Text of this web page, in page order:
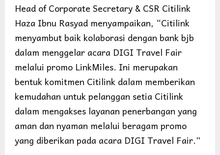
Head of Corporate Secretary & CSR Citilink
Haza Ibnu Rasyad menyampaikan, “Citilink
menyambut baik kolaborasi dengan bank bjb
dalam menggelar acara DIGI Travel Fair
melalui promo LinkMiles. Ini merupakan
bentuk komitmen Citilink dalam memberikan
kemudahan untuk pelanggan setia Citilink
dalam mengakses layanan penerbangan yang
aman dan nyaman melalui beragam promo
yang diberikan pada acara DIGI Travel Fair.”